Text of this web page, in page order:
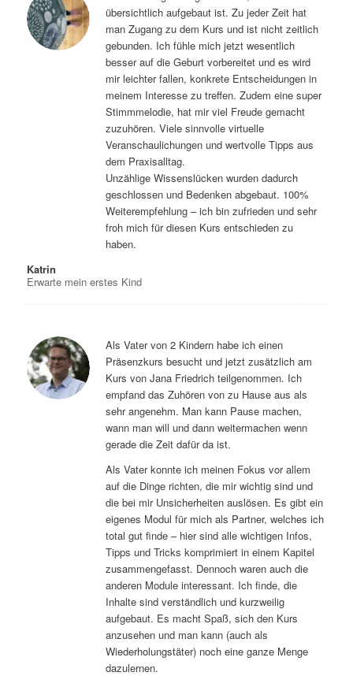
übersichtlich aufgebaut ist. Zu jeder Zeit hat
man Zugang zu dem Kurs und ist nicht zeitlich
gebunden. Ich fühle mich jetzt wesentlich
besser auf die Geburt vorbereitet und es wird
mir leichter fallen, konkrete Entscheidungen in
meinem Interesse zu treffen. Zudem eine super
Stimmmelodie, hat mir viel Freude gemacht
zuzuhören. Viele sinnvolle virtuelle
Veranschaulichungen und wertvolle Tipps aus
dem Praxisalltag.
Unzählige Wissenslücken wurden dadurch
geschlossen und Bedenken abgebaut. 100%
Weiterempfehlung – ich bin zufrieden und sehr
froh mich für diesen Kurs entschieden zu
haben.
Katrin
Erwarte mein erstes Kind
Als Vater von 2 Kindern habe ich einen
Präsenzkurs besucht und jetzt zusätzlich am
Kurs von Jana Friedrich teilgenommen. Ich
empfand das Zuhören von zu Hause aus als
sehr angenehm. Man kann Pause machen,
wann man will und dann weitermachen wenn
gerade die Zeit dafür da ist.
Als Vater konnte ich meinen Fokus vor allem
auf die Dinge richten, die mir wichtig sind und
die bei mir Unsicherheiten auslösen. Es gibt ein
eigenes Modul für mich als Partner, welches ich
total gut finde – hier sind alle wichtigen Infos,
Tipps und Tricks komprimiert in einem Kapitel
zusammengefasst. Dennoch waren auch die
anderen Module interessant. Ich finde, die
Inhalte sind verständlich und kurzweilig
aufgebaut. Es macht Spaß, sich den Kurs
anzusehen und man kann (auch als
Wiederholungstäter) noch eine ganze Menge
dazulernen.